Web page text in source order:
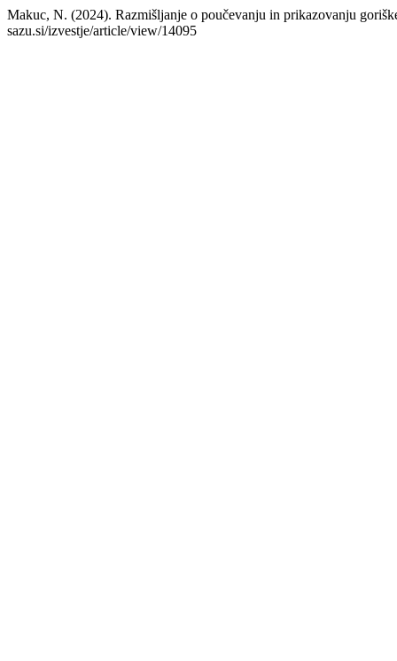
Makuc, N. (2024). Razmišljanje o poučevanju in prikazovanju
sazu.si/izvestje/article/view/14095